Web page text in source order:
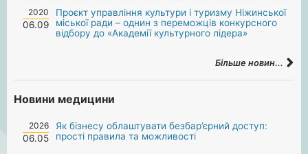
2020
06.09
Проєкт управління культури і туризму Ніжинської
міської ради – однин з переможців конкурсного
відбору до «Академії культурного лідера»
Більше новин...
Новини медицини
2026
06.05
Як бізнесу облаштувати безбар’єрний доступ:
прості правила та можливості